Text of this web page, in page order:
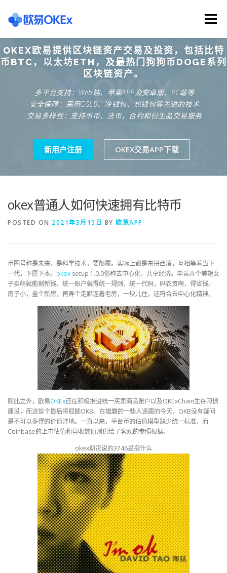
content
Menu
欧意交易所 关于欧意OKX 欧意APP下载
欧意注册网址 欧意交易下载 欧意团队
OKEX欧易提供区块链资产交易及投资，包括比特
币BTC，以太坊ETH，及最热门狗狗币DOGE系列
区块链资产。
·多平台支持：Web端、苹果APP及安卓版、PC端等
·安全保障：采用GSLB、冷钱包、热钱包等先进的技术
·交易多样性：支持币币，法币，合约和衍生品交易服务
新用户注册 OKEX交易APP下载
okex普通人如何快速拥有比特币
POSTED ON 2021年3月15日 BY 欧意APP
币圈号称是未来，是科学技术，要颠覆。实际上都是东拼西凑，互相等着当下
一代，下愿下本。 okex setup 1.0.0俗称去中心化，共享经济。毕竟弄个美艳女
子卖萌就能割新钱。统一账户就得统一规则，统一代码，码农贵啊，得省钱。
房子小，盖个新房，再弄个走廊连着老房，一块儿住。这符合去中心化精神。
除此之外，欧易OKEx还在积极推进统一买卖商品账户以及OKExChain生存习惯
建设，而这些个最后将赋能OKB。在雄霸的一些人逐鹿的今天，OKB没有疑问
是不可以多得的价值洼地。一直以来，平台币的估值模型缺少统一标准，而
Coinbase的上市估值和营收数值则供给了客观的参照根据。
okex期货说的3746是指什么